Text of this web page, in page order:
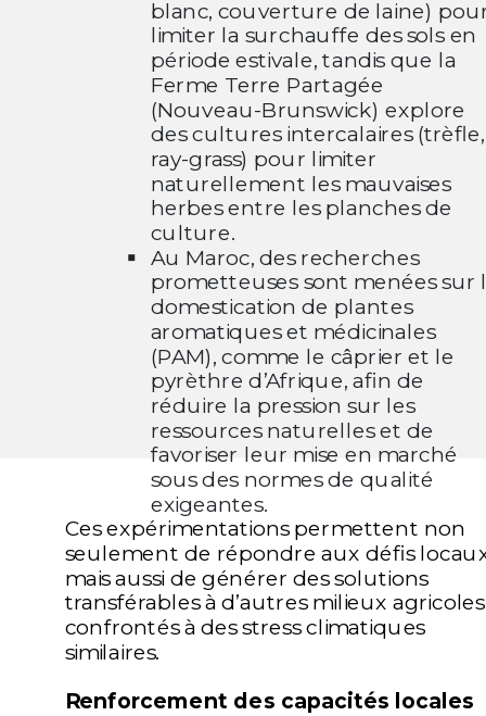
blanc, couverture de laine)
limiter la surchauffe des sols en
période estivale, tandis que la
Ferme Terre Partagée
(Nouveau-Brunswick) explore
des cultures intercalaires (trèfle,
ray-grass) pour limiter
naturellement les mauvaises
herbes entre les planches de
culture.
Au Maroc, des recherches
prometteuses sont menées sur
domestication de plantes
aromatiques et médicinales
(PAM), comme le câprier et le
pyrèthre d’Afrique, afin de
réduire la pression sur les
ressources naturelles et de
favoriser leur mise en marché
sous des normes de qualité
exigeantes.
Ces expérimentations permettent non
seulement de répondre aux défis
mais aussi de générer des solutions
transférables à d’autres milieux agricoles
confrontés à des stress climatiques
similaires.
Renforcement des capacités locales